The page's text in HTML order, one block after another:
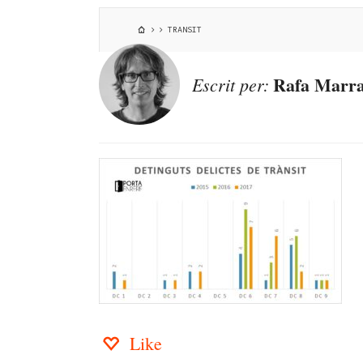
TRANSIT
Escrit per: Rafa
Like